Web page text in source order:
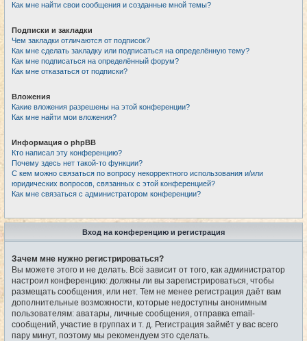
Как мне найти свои сообщения и созданные мной темы?
Подписки и закладки
Чем закладки отличаются от подписок?
Как мне сделать закладку или подписаться на определённую тему?
Как мне подписаться на определённый форум?
Как мне отказаться от подписки?
Вложения
Какие вложения разрешены на этой конференции?
Как мне найти мои вложения?
Информация о phpBB
Кто написал эту конференцию?
Почему здесь нет такой-то функции?
С кем можно связаться по вопросу некорректного использования и/или
юридических вопросов, связанных с этой конференцией?
Как мне связаться с администратором конференции?
Вход на конференцию и регистрация
Зачем мне нужно регистрироваться?
Вы можете этого и не делать. Всё зависит от того, как администратор
настроил конференцию: должны ли вы зарегистрироваться, чтобы
размещать сообщения, или нет. Тем не менее регистрация даёт вам
дополнительные возможности, которые недоступны анонимным
пользователям: аватары, личные сообщения, отправка email-
сообщений, участие в группах и т. д. Регистрация займёт у вас всего
пару минут, поэтому мы рекомендуем это сделать.